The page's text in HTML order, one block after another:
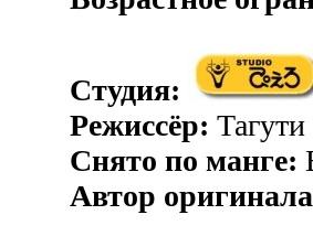
Студия:
Режиссёр:
Снято по манге:
Автор